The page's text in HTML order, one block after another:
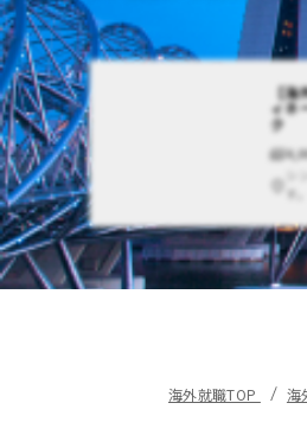
【
ィネ
ク
す。
海外就職TOP 海